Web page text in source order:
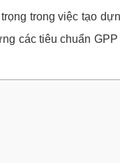
trong việc tạo
các tiêu chuẩn